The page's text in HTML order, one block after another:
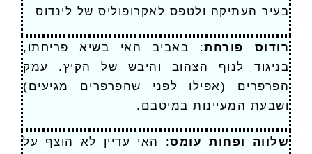
בעיר העתיקה ולטפס לאקרופוליס של לינדוס
רודוס פורחת: באביב האי בשיא פריחתו,
בניגוד לנוף הצהוב והיבש של הקיץ. עמק
הפרפרים (אפילו לפני שהפרפרים מגיעים)
ושבעת המעיינות במיטבם.
שלווה ופחות עומס: האי עדיין לא הוצף על